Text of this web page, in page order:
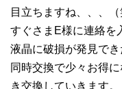
目立ちますね、、、
すぐさまE様に連絡を
液晶に破損が発見でき
同時交換で少々お得
き交換していきます。